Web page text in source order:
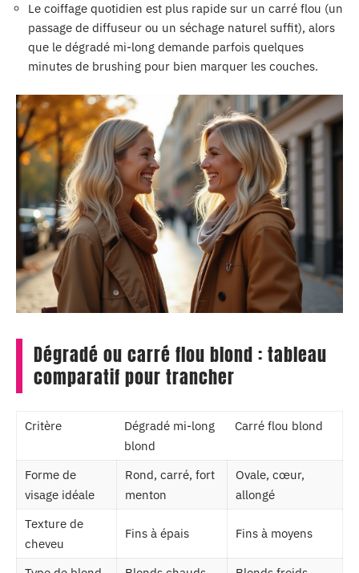
Le coiffage quotidien est plus rapide sur un carré flou (un
passage de diffuseur ou un séchage naturel suffit), alors
que le dégradé mi-long demande parfois quelques
minutes de brushing pour bien marquer les couches.
Dégradé ou carré flou blond : tableau
comparatif pour trancher
Critère
Dégradé mi-long
blond
Carré flou blond
Forme de
visage idéale
Rond, carré, fort
menton
Ovale, cœur,
allongé
Texture de
cheveu
Fins à épais Fins à moyens